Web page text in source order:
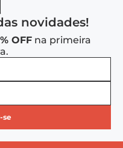
novidades!
OFF na primeira
se